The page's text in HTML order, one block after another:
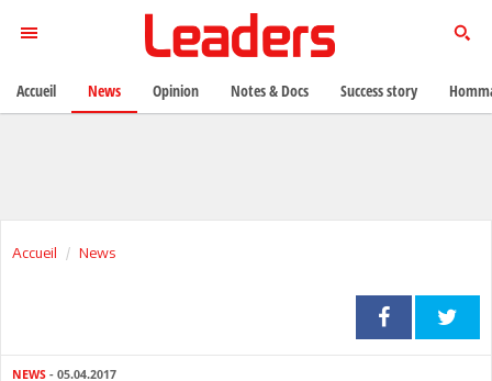
Accueil News
NEWS - 05.04.2017
Accueil News Opinion Notes & Docs Success story